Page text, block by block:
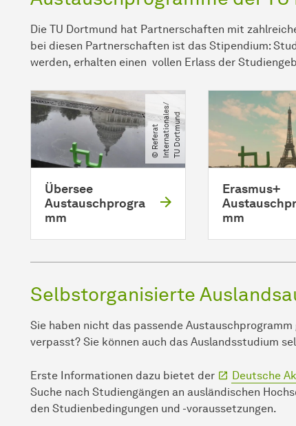
Die TU Dortmund hat Partnerschaften mit
bei diesen Partnerschaften ist das Stipendium:
werden, erhalten einen vollen Erlass der
©
R
e
f
e
r
a
t
I
n
t
e
r
n
a
t
i
o
n
a
l
e
s​/​
T
U
D
o
r
t
m
u
n d
Übersee
Austauschprogra
mm
Erasmus+
mm
Selbstorganisierte
Sie haben nicht das passende
verpasst? Sie können auch das Auslandsstudium
Erste Informationen dazu bietet der Deutsche
Suche nach Studiengängen an ausländischen
den Studienbedingungen und -voraussetzungen.